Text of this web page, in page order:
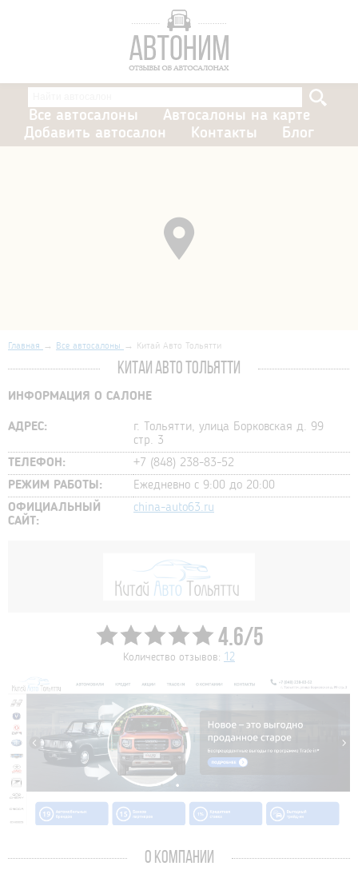
Все автосалоны
Автосалоны на карте
Добавить автосалон
Контакты Блог
Главная Все автосалоны Китай Авто Тольятти
КИТАЙ АВТО ТОЛЬЯТТИ
ИНФОРМАЦИЯ О САЛОНЕ
АДРЕС:
г. Тольятти, улица Борковская д. 99
стр. 3
ТЕЛЕФОН:
+7 (848) 238-83-52
РЕЖИМ РАБОТЫ:
Ежедневно с 9:00 до 20:00
ОФИЦИАЛЬНЫЙ
САЙТ:
china-auto63.ru
4.6/5
Количество отзывов: 12
О КОМПАНИИ